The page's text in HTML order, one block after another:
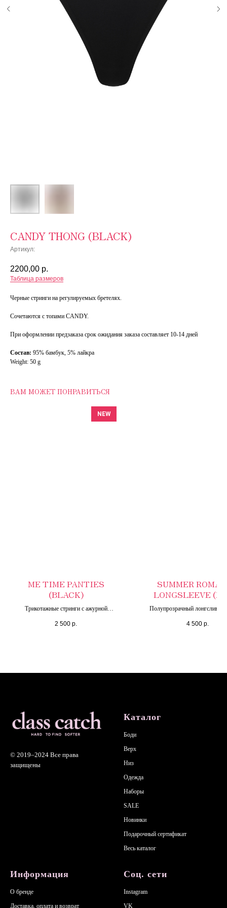
CANDY THONG (BLACK)
Артикул:
2200,00 р.
Таблица размеров
Черные стринги на регулируемых бретелях.
Сочетаются с топами CANDY.
При оформлении предзаказа срок ожидания заказа составляет 10-14 дней
Состав: 95% бамбук, 5% лайкра
Weight: 50 g
ВАМ МОЖЕТ ПОНРАВИТЬСЯ
NEW
ME TIME PANTIES
(BLACK)
Трикотажные стринги с ажурной
2 500 р.
SUMMER
LONGSLEEVE
Полупрозрачный лонгслив
4 500 р.
© 2019–2024 Все права
защищены
Каталог
Боди
Верх
Низ
Одежда
Наборы
SALE
Новинки
Подарочный сертификат
Весь каталог
Информация
О бренде
Доставка, оплата и возврат
Соц. сети
Instagram
VK